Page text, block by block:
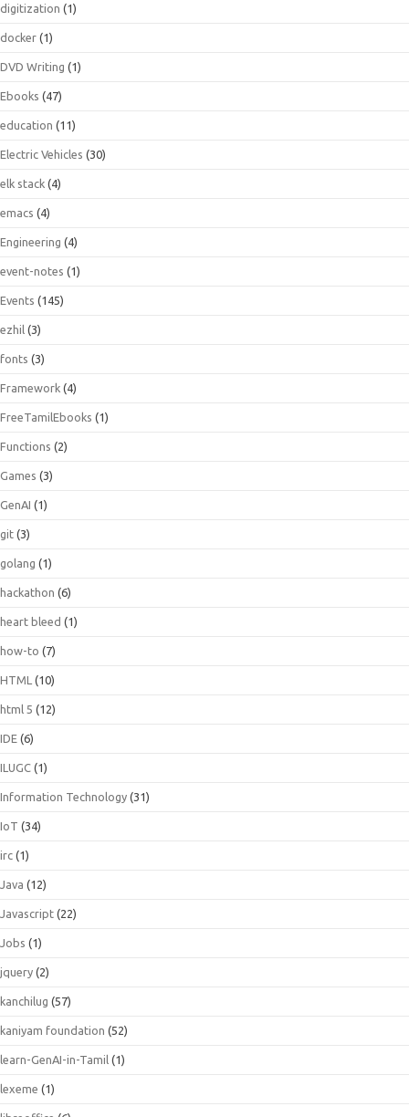
digitization (1)
docker (1)
DVD Writing (1)
Ebooks (47)
education (11)
Electric Vehicles (30)
elk stack (4)
emacs (4)
Engineering (4)
event-notes (1)
Events (145)
ezhil (3)
fonts (3)
Framework (4)
FreeTamilEbooks (1)
Functions (2)
Games (3)
GenAI (1)
git (3)
golang (1)
hackathon (6)
heart bleed (1)
how-to (7)
HTML (10)
html 5 (12)
IDE (6)
ILUGC (1)
Information Technology (31)
IoT (34)
irc (1)
Java (12)
Javascript (22)
Jobs (1)
jquery (2)
kanchilug (57)
kaniyam foundation (52)
learn-GenAI-in-Tamil (1)
lexeme (1)